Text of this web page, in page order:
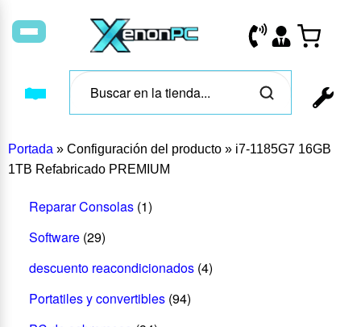
Portada » Configuración del producto » i7-1185G7 16GB
1TB Refabricado PREMIUM
Reparar Consolas (1)
Software (29)
descuento reacondicionados (4)
Portatiles y convertibles (94)